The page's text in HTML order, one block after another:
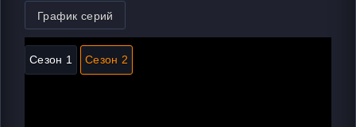
График серий
Сезон 1 Сезон 2